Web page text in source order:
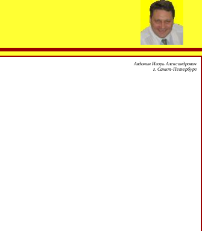
Авдонин Игорь Александрович
г. Санкт-Петербург